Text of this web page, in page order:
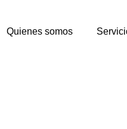
Quienes somos